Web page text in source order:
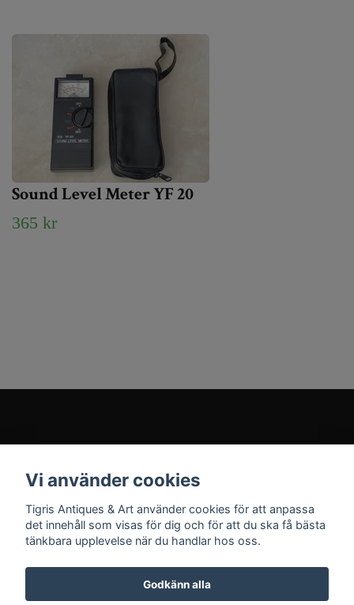
Sound Level Meter YF 20
365 kr
Sociala medier
Vi använder cookies
Tigris Antiques & Art använder cookies för att anpassa
det innehåll som visas för dig och för att du ska få bästa
tänkbara upplevelse när du handlar hos oss.
Godkänn alla